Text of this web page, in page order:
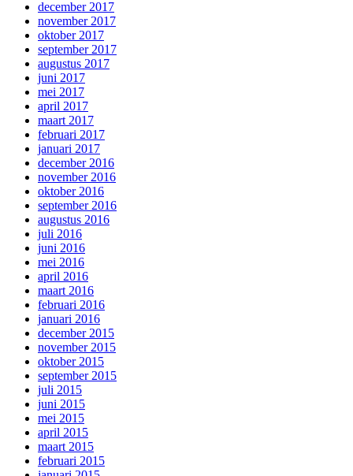
december 2017
november 2017
oktober 2017
september 2017
augustus 2017
juni 2017
mei 2017
april 2017
maart 2017
februari 2017
januari 2017
december 2016
november 2016
oktober 2016
september 2016
augustus 2016
juli 2016
juni 2016
mei 2016
april 2016
maart 2016
februari 2016
januari 2016
december 2015
november 2015
oktober 2015
september 2015
juli 2015
juni 2015
mei 2015
april 2015
maart 2015
februari 2015